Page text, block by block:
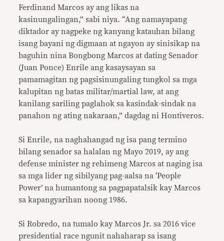
Ferdinand Marcos ay ang likas na
kasinungalingan,” sabi niya. “Ang namayapang
diktador ay nagpeke ng kanyang katauhan bilang
isang bayani ng digmaan at ngayon ay sinisikap na
baguhin nina Bongbong Marcos at dating Senador
(Juan Ponce) Enrile ang kasaysayan sa
pamamagitan ng pagsisinungaling tungkol sa mga
kalupitan ng batas militar/martial law, at ang
kanilang sariling paglahok sa kasindak-sindak na
panahon ng ating nakaraan,” dagdag ni Hontiveros.
Si Enrile, na naghahangad ng isa pang termino
bilang senador sa halalan ng Mayo 2019, ay ang
defense minister ng rehimeng Marcos at naging isa
sa mga lider ng sibilyang pag-aalsa na ‘People
Power’ na humantong sa pagpapatalsik kay Marcos
sa kapangyarihan noong 1986.
Si Robredo, na tumalo kay Marcos Jr. sa 2016 vice
presidential race ngunit nahaharap sa isang